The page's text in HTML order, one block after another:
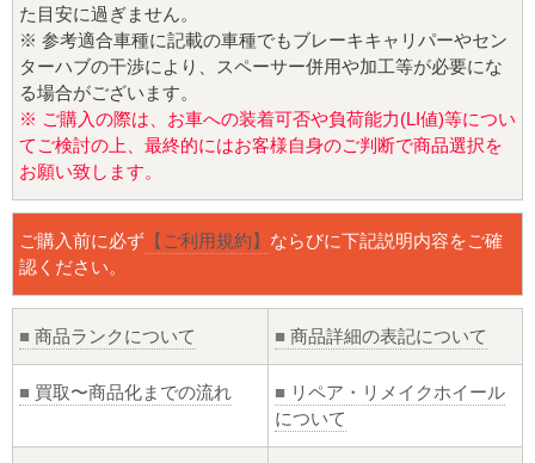
た目安に過ぎません。
※ 参考適合車種に記載の車種でもブレーキキャリパーやセン
ターハブの干渉により、スペーサー併用や加工等が必要にな
る場合がございます。
※ ご購入の際は、お車への装着可否や負荷能力(LI値)等につい
てご検討の上、最終的にはお客様自身のご判断で商品選択を
お願い致します。
ご購入前に必ず 【ご利用規約】 ならびに下記説明内容をご確
認ください。
■ 商品ランクについて ■ 商品詳細の表記について
■ 買取〜商品化までの流れ ■ リペア・リメイクホイール
について